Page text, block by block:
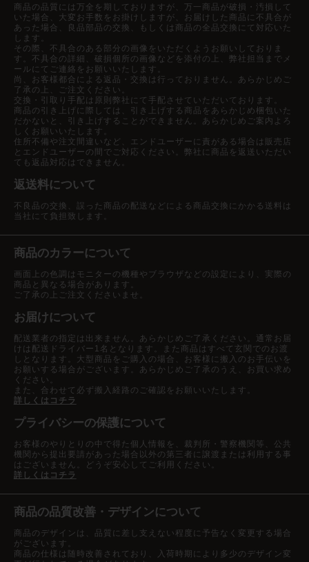
商品の品質には万全を期しておりますが、万一商品が破損・汚損して
いた場合、大変お手数をお掛けしますが、お届けした商品に不具合が
あった場合、良品部品の交換、もしくは商品の全品交換にて対応いた
します。
その際、不具合のある部分の画像をいただくようお願いしておりま
す。不具合の詳細、破損個所の画像などを添付の上、弊社担当までメ
ールにてご連絡をお願いいたします。
尚、お客様都合による返品・交換は行っておりません。あらかじめご
了承の上、ご注文ください。
交換・引取り手配は原則弊社にて手配させていただいております。
商品の引き上げに際しては、引き上げする商品をあらかじめ梱包いた
だかないと、引き上げすることができません。あらかじめご案内よろ
しくお願いいたします。
住所不備や注文間違いなど、エンドユーザーに責がある場合は販売店
とエンドユーザーの間でご対応ください。弊社に商品を返送いただい
ても返品対応はできません。
返送料について
不良品の交換、誤った商品の配送などによる商品交換にかかる送料は
当社にて負担致します。
商品のカラーについて
画面上の色調はモニターの機種やブラウザなどの設定により、実際の
商品と異なる場合があります。
ご了承の上ご注文くださいませ。
お届けについて
配送業者の指定は出来ません。あらかじめご了承ください。通常お届
けは配送ドライバー1名となります。また商品はすべて玄関でのお渡
しとなります。大型商品をご購入の場合、お客様に搬入のお手伝いを
お願いする場合がございます。あらかじめご了承のうえ、お買い求め
ください。
また、合わせて必ず搬入経路のご確認をお願いいたします。
詳しくはコチラ
プライバシーの保護について
お客様のやりとりの中で得た個人情報を、裁判所・警察機関等、公共
機関から提出要請があった場合以外の第三者に譲渡または利用する事
はございません。どうぞ安心してご利用ください。
詳しくはコチラ
商品の品質改善・デザインについて
商品のデザインは、品質に差し支えない程度に予告なく変更する場合
がございます。
商品の仕様は随時改善されており、入荷時期により多少のデザイン変